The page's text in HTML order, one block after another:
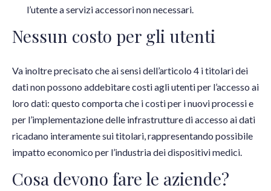
l’utente a servizi accessori non necessari.
Nessun costo per gli utenti
Va inoltre precisato che ai sensi dell’articolo 4 i titolari dei
dati non possono addebitare costi agli utenti per l’accesso ai
loro dati: questo comporta che i costi per i nuovi processi e
per l’implementazione delle infrastrutture di accesso ai dati
ricadano interamente sui titolari, rappresentando possibile
impatto economico per l’industria dei dispositivi medici.
Cosa devono fare le aziende?